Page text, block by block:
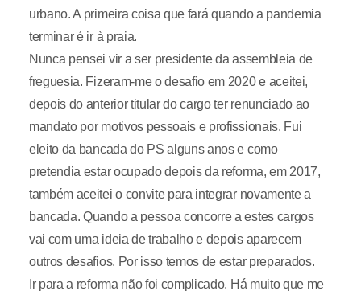
urbano. A primeira coisa que fará quando a pandemia
terminar é ir à praia.
Nunca pensei vir a ser presidente da assembleia de
freguesia. Fizeram-me o desafio em 2020 e aceitei,
depois do anterior titular do cargo ter renunciado ao
mandato por motivos pessoais e profissionais. Fui
eleito da bancada do PS alguns anos e como
pretendia estar ocupado depois da reforma, em 2017,
também aceitei o convite para integrar novamente a
bancada. Quando a pessoa concorre a estes cargos
vai com uma ideia de trabalho e depois aparecem
outros desafios. Por isso temos de estar preparados.
Ir para a reforma não foi complicado. Há muito que me